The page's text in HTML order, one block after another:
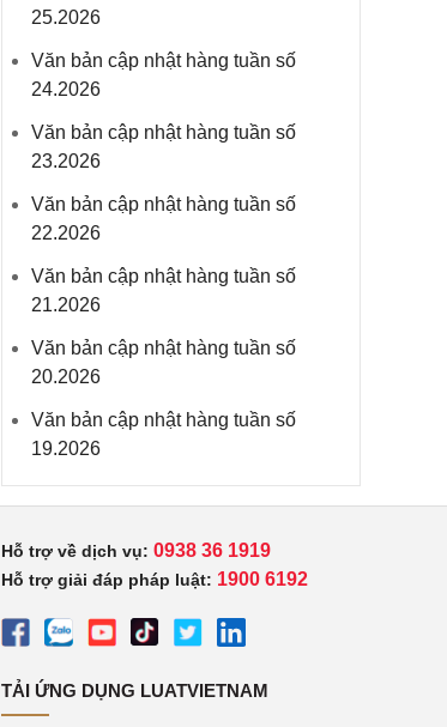
25.2026
Văn bản cập nhật hàng tuần số
24.2026
Văn bản cập nhật hàng tuần số
23.2026
Văn bản cập nhật hàng tuần số
22.2026
Văn bản cập nhật hàng tuần số
21.2026
Văn bản cập nhật hàng tuần số
20.2026
Văn bản cập nhật hàng tuần số
19.2026
Hỗ trợ về dịch vụ: 0938 36 1919
Hỗ trợ giải đáp pháp luật: 1900 6192
TẢI ỨNG DỤNG LUATVIETNAM